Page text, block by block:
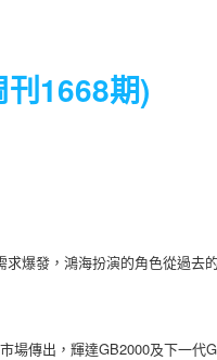
1668期)
爆發，鴻海扮演的角色從過
傳出，輝達GB2000及下一